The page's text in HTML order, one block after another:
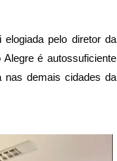
pelo diretor da
é autossuficiente
nas demais cidades da